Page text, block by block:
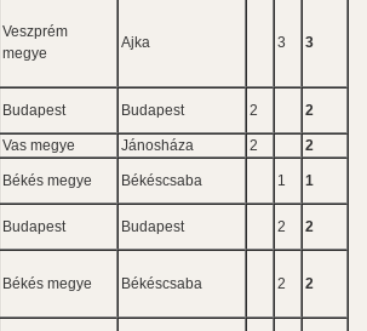
Veszprém
megye
Ajka 3 3
Budapest Budapest 2 2
Vas megye Jánosháza 2 2
Békés megye Békéscsaba 1 1
Budapest Budapest 2 2
Békés megye Békéscsaba 2 2